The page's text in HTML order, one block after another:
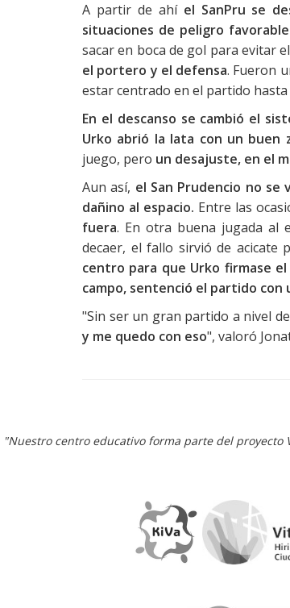
A partir de ahí el SanPru se
situaciones de peligro
sacar en boca de gol para evitar
el portero y el defensa. Fueron
estar centrado en el partido hasta
En el descanso se cambió el
Urko abrió la lata con un buen
juego, pero un desajuste, en el
Aun así, el San Prudencio no se
dañino al espacio. Entre las
fuera. En otra buena jugada al
decaer, el fallo sirvió de acicate
centro para que Urko firmase
campo, sentenció el partido con
"Sin ser un gran partido a nivel
y me quedo con eso", valoró
"Nuestro centro educativo forma parte del